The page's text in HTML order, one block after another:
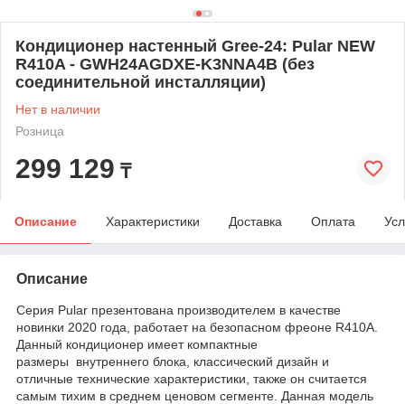
Кондиционер настенный Gree-24: Pular NEW
R410A - GWH24AGDXE-K3NNA4B (без
соединительной инсталляции)
Нет в наличии
Розница
299 129 ₸
Описание Характеристики Доставка Оплата
Описание
Серия Pular презентована производителем в качестве
новинки 2020 года, работает на безопасном фреоне R410A.
Данный кондиционер имеет компактные
размеры внутреннего блока, классический дизайн и
отличные технические характеристики, также он считается
самым тихим в среднем ценовом сегменте. Данная модель